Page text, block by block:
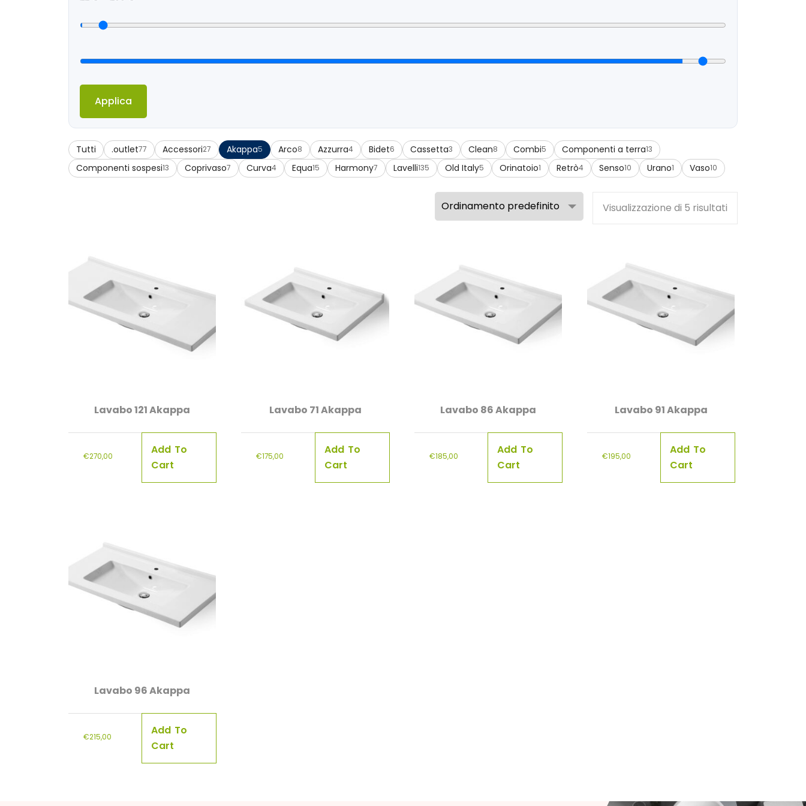
Applica
Tutti .outlet77 Accessori27 Akappa5 Arco8 Azzurra4 Bidet6 Cassetta3 Clean8 Combi5 Componenti a terra13
Componenti sospesi13 Coprivaso7 Curva4 Equa15 Harmony7 Lavelli135 Old Italy5 Orinatoio1 Retrò4 Senso10 Urano1 Vaso10
Visualizzazione di 5 risultati
Lavabo 121 Akappa
€270,00
Add To
Cart
Lavabo 71 Akappa
€175,00
Add To
Cart
Lavabo 86 Akappa
€185,00
Add To
Cart
Lavabo 91 Akappa
€195,00
Add To
Cart
Lavabo 96 Akappa
€215,00
Add To
Cart